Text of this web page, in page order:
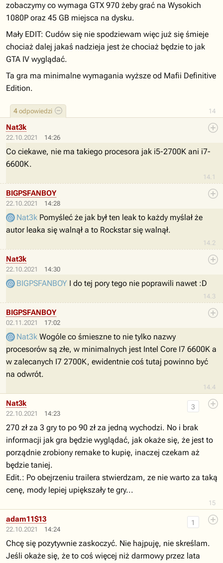
14
4 odpowiedzi
zobaczymy co wymaga GTX 970 żeby grać na Wysokich
1080P oraz 45 GB miejsca na dysku.
Mały EDIT: Cudów się nie spodziewam więc już się śmieje
chociaż dalej jakaś nadzieja jest że chociaż będzie to jak
GTA IV wyglądać.
Ta gra ma minimalne wymagania wyższe od Mafii Definitive
Edition.
22.10.2021 14:26
14.1
Nat3k
Co ciekawe, nie ma takiego procesora jak i5-2700K ani i7-
6600K.
22.10.2021 14:28
14.2
BIGPSFANBOY
Nat3k Pomyśleć że jak był ten leak to każdy myślał że
autor leaka się walnął a to Rockstar się walnął.
22.10.2021 14:30
14.3
Nat3k
BIGPSFANBOY I do tej pory tego nie poprawili nawet :D
02.11.2021 17:02
14.4
BIGPSFANBOY
Nat3k Wogóle co śmieszne to nie tylko nazwy
procesorów są złe, w minimalnych jest Intel Core I7 6600K a
w zalecanych I7 2700K, ewidentnie coś tutaj powinno być
na odwrót.
22.10.2021 14:23
15
3
Nat3k
270 zł za 3 gry to po 90 zł za jedną wychodzi. No i brak
informacji jak gra będzie wyglądać, jak okaże się, że jest to
porządnie zrobiony remake to kupię, inaczej czekam aż
będzie taniej.
Edit.: Po obejrzeniu trailera stwierdzam, ze nie warto za taką
cenę, mody lepiej upiększały te gry...
22.10.2021 14:24
1
adam11$13
Chcę się pozytywnie zaskoczyć. Nie hajpuję, nie skreślam.
Jeśli okaże się, że to coś więcej niż darmowy przez lata